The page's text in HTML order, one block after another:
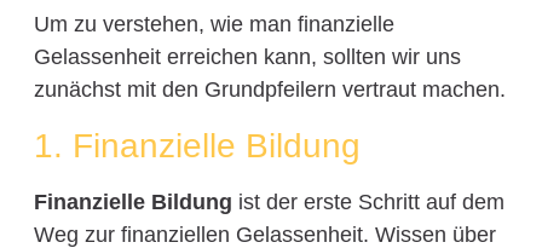
Um zu verstehen, wie man finanzielle
Gelassenheit erreichen kann, sollten wir uns
zunächst mit den Grundpfeilern vertraut machen.
1. Finanzielle Bildung
Finanzielle Bildung ist der erste Schritt auf dem
Weg zur finanziellen Gelassenheit. Wissen über